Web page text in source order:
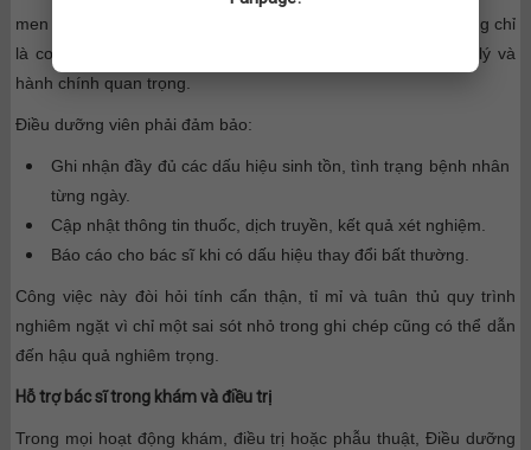
men và tiến trình điều trị của bệnh nhân. Hồ sơ bệnh án không chỉ
là cơ sở để bác sĩ theo dõi bệnh mà còn là căn cứ pháp lý và
hành chính quan trọng.
Điều dưỡng viên phải đảm bảo:
Ghi nhận đầy đủ các dấu hiệu sinh tồn, tình trạng bệnh nhân
từng ngày.
Cập nhật thông tin thuốc, dịch truyền, kết quả xét nghiệm.
Báo cáo cho bác sĩ khi có dấu hiệu thay đổi bất thường.
Công việc này đòi hỏi tính cẩn thận, tỉ mỉ và tuân thủ quy trình
nghiêm ngặt vì chỉ một sai sót nhỏ trong ghi chép cũng có thể dẫn
đến hậu quả nghiêm trọng.
Hỗ trợ bác sĩ trong khám và điều trị
Trong mọi hoạt động khám, điều trị hoặc phẫu thuật, Điều dưỡng